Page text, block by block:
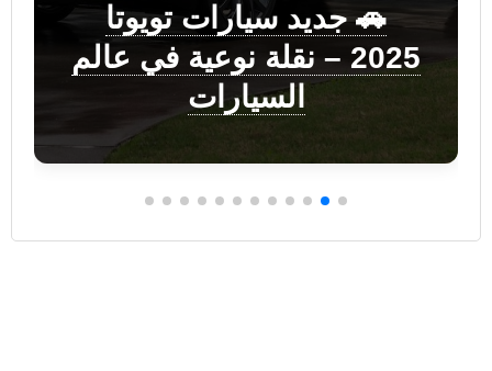
🚗 جديد سيارات تويوتا
2025 – نقلة نوعية في عالم
السيارات